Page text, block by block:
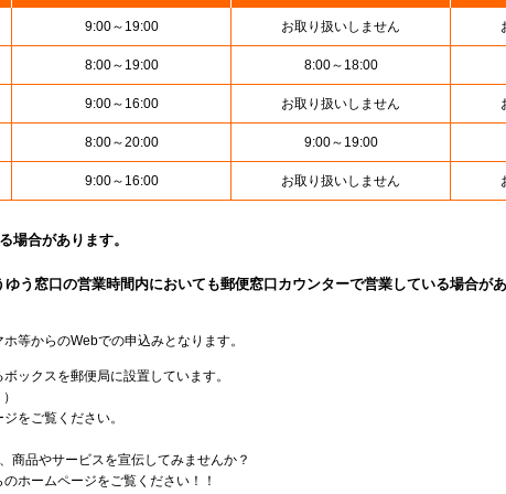
9:00～19:00 お取り扱いしません
8:00～19:00 8:00～18:00
9:00～16:00 お取り扱いしません
8:00～20:00 9:00～19:00
9:00～16:00 お取り扱いしません
場合があります。
う窓口の営業時間内においても郵便窓口カウンターで営業している場合があ
等からのWebでの申込みとなります。
ックスを郵便局に設置しています。
をご覧ください。
商品やサービスを宣伝してみませんか？
ホームページをご覧ください！！